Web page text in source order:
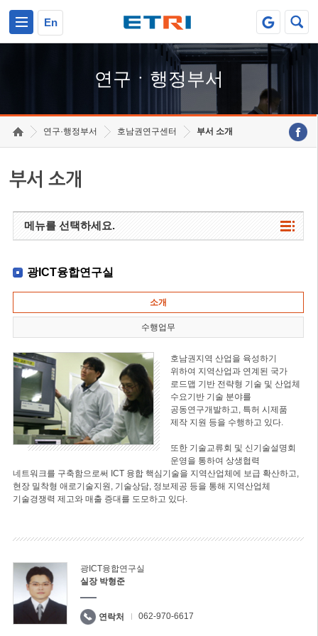
En
연구ㆍ행정부서
연구·행정부서 호남권연구센터 부서 소개
부서 소개
메뉴를 선택하세요.
광ICT융합연구실
소개
수행업무
호남권지역 산업을 육성하기
위하여 지역산업과 연계된 국가
로드맵 기반 전략형 기술 및 산업체
수요기반 기술 분야를
공동연구개발하고, 특허 시제품
제작 지원 등을 수행하고 있다.
또한 기술교류회 및 신기술설명회
운영을 통하여 상생협력
네트워크를 구축함으로써 ICT 융합 핵심기술을 지역산업체에 보급 확산하고,
현장 밀착형 애로기술지원, 기술상담, 정보제공 등을 통해 지역산업체
기술경쟁력 제고와 매출 증대를 도모하고 있다.
광ICT융합연구실
실장 박형준
연락처 062-970-6617